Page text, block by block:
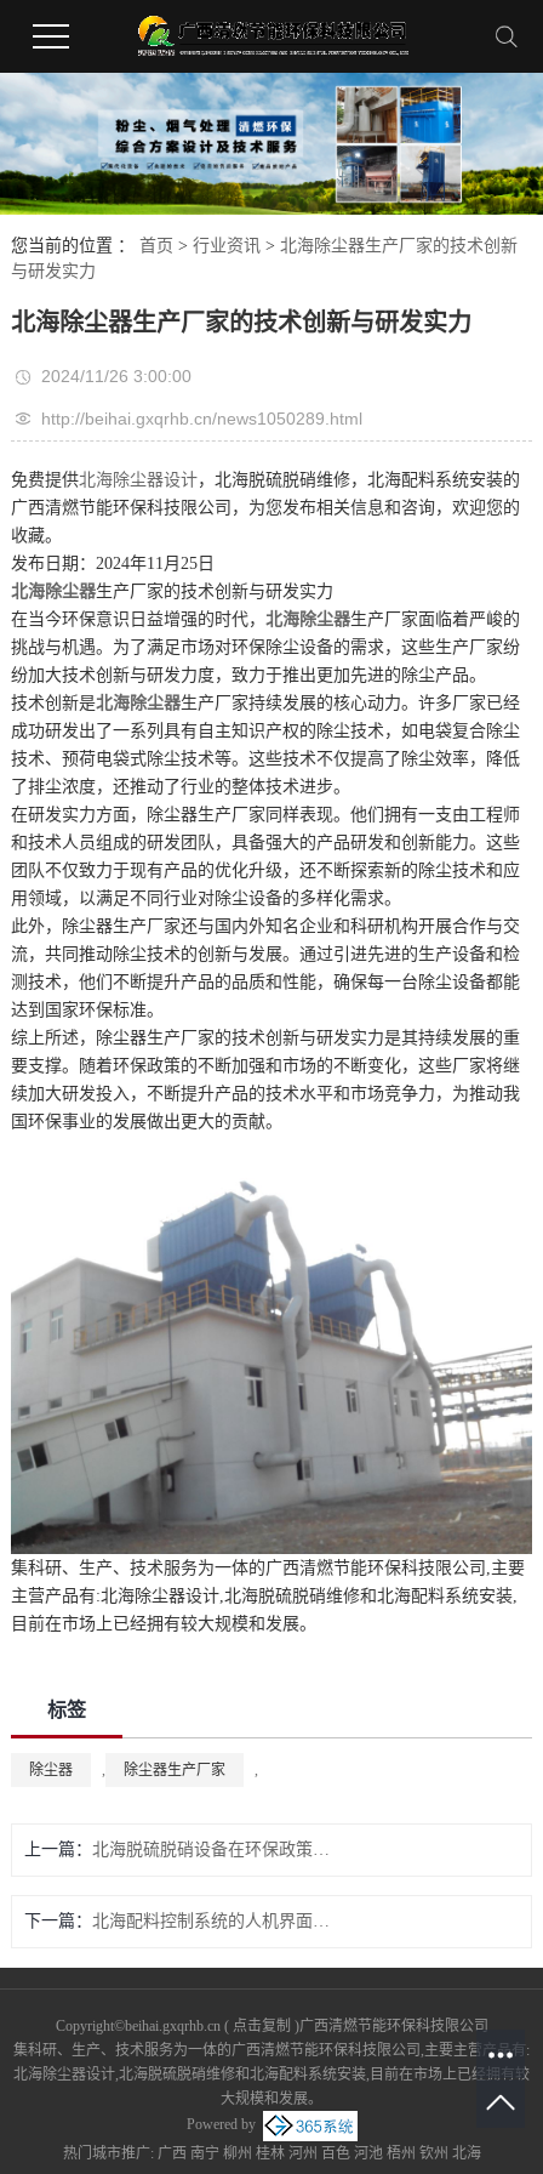
您当前的位置 ： 首页 > 行业资讯 > 北海除尘器生产厂家的技术创新
与研发实力
北海除尘器生产厂家的技术创新与研发实力
2024/11/26 3:00:00
http://beihai.gxqrhb.cn/news1050289.html
免费提供北海除尘器设计，北海脱硫脱硝维修，北海配料系统安装的
广西清燃节能环保科技限公司，为您发布相关信息和咨询，欢迎您的
收藏。
发布日期：2024年11月25日
北海除尘器生产厂家的技术创新与研发实力
在当今环保意识日益增强的时代， 北海除尘器生产厂家面临着严峻的
挑战与机遇。为了满足市场对环保除尘设备的需求，这些生产厂家纷
纷加大技术创新与研发力度，致力于推出更加先进的除尘产品。
技术创新是北海除尘器生产厂家持续发展的核心动力。许多厂家已经
成功研发出了一系列具有自主知识产权的除尘技术，如电袋复合除尘
技术、预荷电袋式除尘技术等。这些技术不仅提高了除尘效率，降低
了排尘浓度，还推动了行业的整体技术进步。
在研发实力方面，除尘器生产厂家同样表现。他们拥有一支由工程师
和技术人员组成的研发团队，具备强大的产品研发和创新能力。这些
团队不仅致力于现有产品的优化升级，还不断探索新的除尘技术和应
用领域，以满足不同行业对除尘设备的多样化需求。
此外，除尘器生产厂家还与国内外知名企业和科研机构开展合作与交
流，共同推动除尘技术的创新与发展。通过引进先进的生产设备和检
测技术，他们不断提升产品的品质和性能，确保每一台除尘设备都能
达到国家环保标准。
综上所述，除尘器生产厂家的技术创新与研发实力是其持续发展的重
要支撑。随着环保政策的不断加强和市场的不断变化，这些厂家将继
续加大研发投入，不断提升产品的技术水平和市场竞争力，为推动我
国环保事业的发展做出更大的贡献。
集科研、生产、技术服务为一体的广西清燃节能环保科技限公司,主要
主营产品有:北海除尘器设计,北海脱硫脱硝维修和北海配料系统安装,
目前在市场上已经拥有较大规模和发展。
标签
除尘器 , 除尘器生产厂家 ,
上一篇： 北海脱硫脱硝设备在环保政策下的市场机遇与挑战
下一篇： 北海配料控制系统的人机界面与操作便捷性
Copyright©beihai.gxqrhb.cn( 点击复制 )广西清燃节能环保科技限公司
集科研、生产、技术服务为一体的广西清燃节能环保科技限公司,主要主营产品有:
北海除尘器设计,北海脱硫脱硝维修和北海配料系统安装,目前在市场上已经拥有较
大规模和发展。
Powered by
热门城市推广: 广西 南宁 柳州 桂林 河州 百色 河池 梧州 钦州 北海